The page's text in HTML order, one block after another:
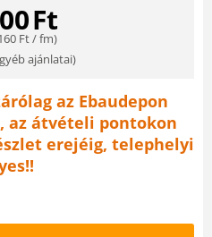
Ft
Ft/ fm)
ajánlatai)
az Ebaudepon
az átvételi pontokon
erejéig, telephelyi